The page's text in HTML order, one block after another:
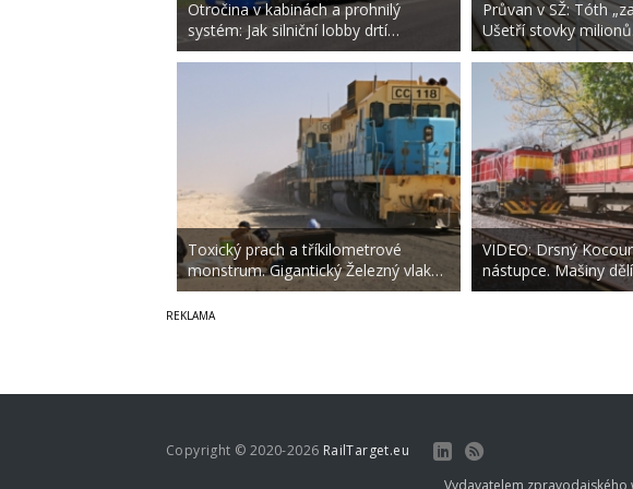
Otročina v kabinách a prohnilý
systém: Jak silniční lobby drtí…
Toxický prach a tříkilometrové
monstrum. Gigantický Železný vlak…
Průvan v SŽ: Tóth
Ušetří stovky
VIDEO: Drsný
nástupce. Mašiny
Copyright © 2020-2026 RailTarget.eu
Vydavatelem zpravodajského